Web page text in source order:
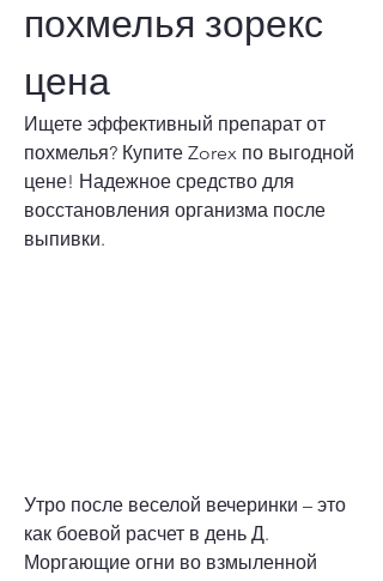
похмелья зорекс
цена
Ищете эффективный препарат от
похмелья? Купите Zorex по выгодной
цене! Надежное средство для
восстановления организма после
выпивки.
Утро после веселой вечеринки – это
как боевой расчет в день Д.
Моргающие огни во взмыленной